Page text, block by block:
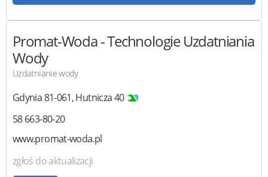
Promat-Woda - Technologie Uzdatniania
Wody
Uzdatnianie wody
Gdynia81-061,Hutnicza 40
58 663-80-20
www.promat-woda.pl
zgłoś do aktualizacji